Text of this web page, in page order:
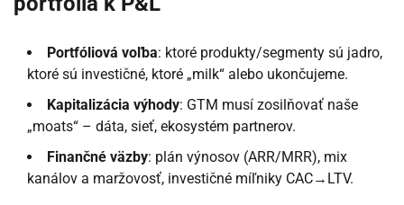
Portfóliová voľba: ktoré produkty/segmenty sú jadro,
ktoré sú investičné, ktoré „milk“ alebo ukončujeme.
Kapitalizácia výhody: GTM musí zosilňovať naše
„moats“ – dáta, sieť, ekosystém partnerov.
Finančné väzby: plán výnosov (ARR/MRR), mix
kanálov a maržovosť, investičné míľniky CAC→LTV.